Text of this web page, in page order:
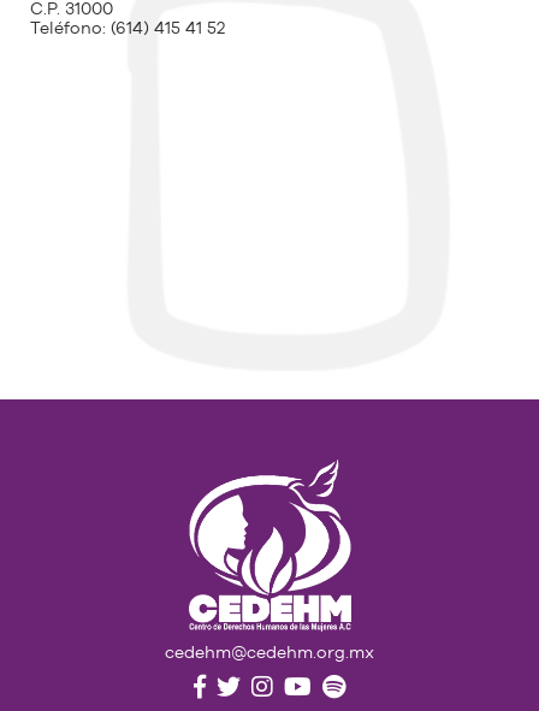
C.P. 31000
Teléfono: (614) 415 41 52
cedehm@cedehm.org.mx